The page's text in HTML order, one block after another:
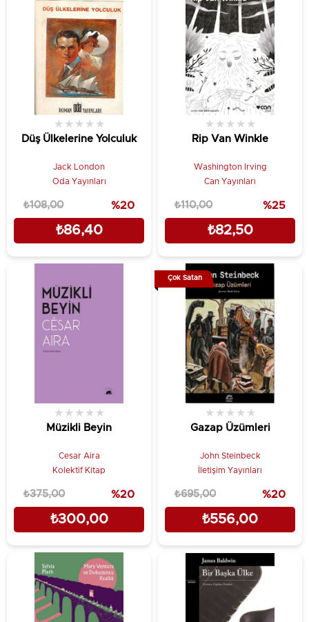
Düş Ülkelerine Yolculuk
★ ★ ★ ★ ★
Jack London
Oda Yayınları
₺86,40
₺108,00 %20
Rip Van Winkle
★ ★ ★ ★ ★
Washington Irving
Can Yayınları
₺82,50
₺110,00 %25
Müzikli Beyin
★ ★ ★ ★ ★
Cesar Aira
Kolektif Kitap
₺300,00
₺375,00 %20
Gazap Üzümleri
★ ★ ★ ★ ★
John Steinbeck
İletişim Yayınları
₺556,00
₺695,00 %20
Çok Satan